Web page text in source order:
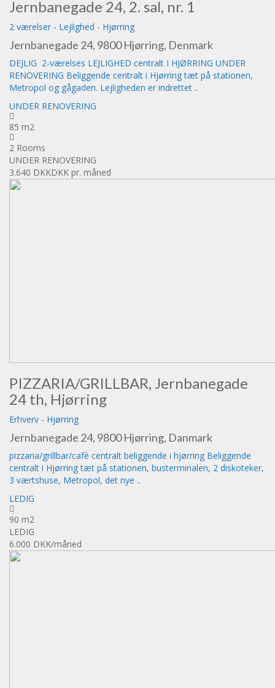
Jernbanegade 24, 2. sal, nr. 1
2 værelser - Lejlighed - Hjørring
Jernbanegade 24, 9800 Hjørring, Denmark
DEJLIG 2-værelses LEJLIGHED centralt I HJØRRING UNDER
RENOVERING Beliggende centralt i Hjørring tæt på stationen,
Metropol og gågaden. Lejligheden er indrettet ..
UNDER RENOVERING
85 m2
2 Rooms
UNDER RENOVERING
3.640 DKKDKK pr. måned
PIZZARIA/GRILLBAR, Jernbanegade
24 th, Hjørring
Erhverv - Hjørring
Jernbanegade 24, 9800 Hjørring, Danmark
pizzaria/grillbar/cafè centralt beliggende i hjørring Beliggende
centralt i Hjørring tæt på stationen, busterminalen, 2 diskoteker,
3 værtshuse, Metropol, det nye ..
LEDIG
90 m2
LEDIG
6.000 DKK/måned